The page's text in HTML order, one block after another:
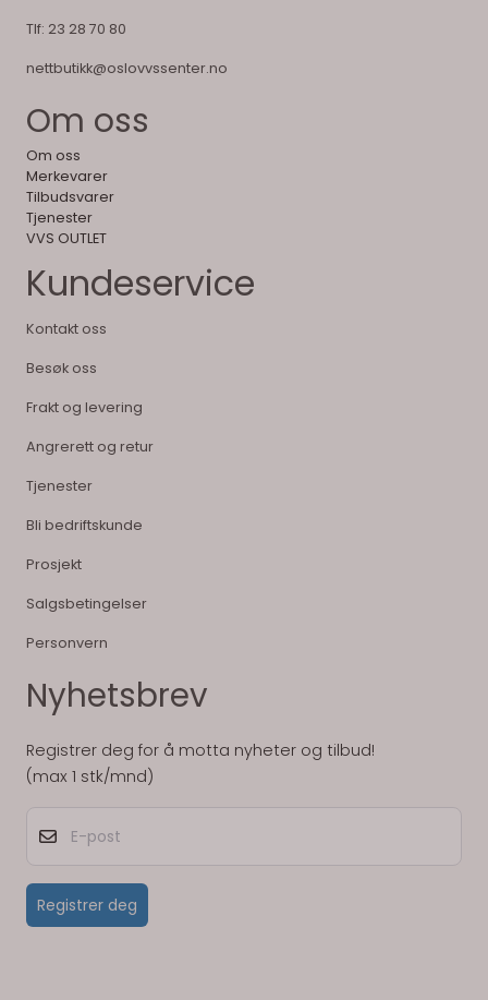
Tlf: 23 28 70 80
nettbutikk@oslovvssenter.no
Om oss
Om oss
Merkevarer
Tilbudsvarer
Tjenester
VVS OUTLET
Kundeservice
Kontakt oss
Besøk oss
Frakt og levering
Angrerett og retur
Tjenester
Bli bedriftskunde
Prosjekt
Salgsbetingelser
Personvern
Nyhetsbrev
Registrer deg for å motta nyheter og tilbud!
(max 1 stk/mnd)
Registrer deg